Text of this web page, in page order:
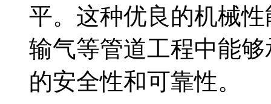
平。这种优良的机械
输气等管道工程中能
的安全性和可靠性。